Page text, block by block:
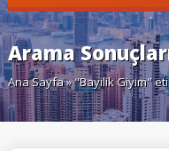
Arama
Ana Sayfa» "Bayilik Giyim"